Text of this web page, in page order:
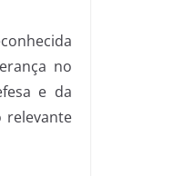
no
e da
relevante